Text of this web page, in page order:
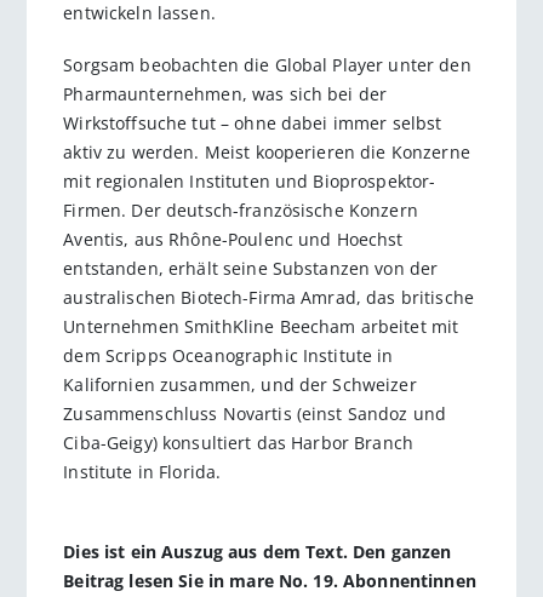
entwickeln lassen.
Sorgsam beobachten die Global Player unter den
Pharmaunternehmen, was sich bei der
Wirkstoffsuche tut – ohne dabei immer selbst
aktiv zu werden. Meist kooperieren die Konzerne
mit regionalen Instituten und Bioprospektor-
Firmen. Der deutsch-französische Konzern
Aventis, aus Rhône-Poulenc und Hoechst
entstanden, erhält seine Substanzen von der
australischen Biotech-Firma Amrad, das britische
Unternehmen SmithKline Beecham arbeitet mit
dem Scripps Oceanographic Institute in
Kalifornien zusammen, und der Schweizer
Zusammenschluss Novartis (einst Sandoz und
Ciba-Geigy) konsultiert das Harbor Branch
Institute in Florida.
Dies ist ein Auszug aus dem Text. Den ganzen
Beitrag lesen Sie in mare No. 19. Abonnentinnen